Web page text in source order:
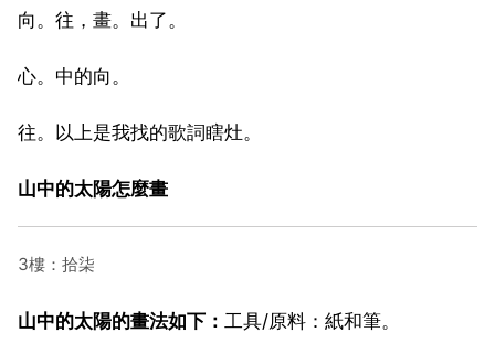
向。往，畫。出了。
心。中的向。
往。以上是我找的歌詞瞎灶。
山中的太陽怎麼畫
3樓：拾柒
山中的太陽的畫法如下： 工具/原料：紙和筆。